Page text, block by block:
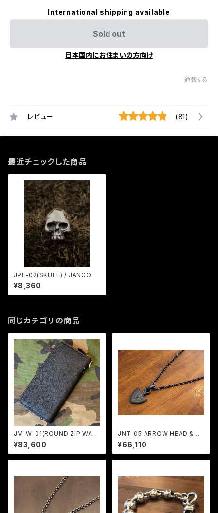
International shipping available
Sold out
日本国内にお住まいの方向け
通報する
レビュー (81)
最近チェックした商品
JPE-02(SKULL) / JANGO
¥8,360
同じカテゴリの商品
JM-W-01(ROUND ZIP WAL
LET) / JANGO
¥83,600
JNT-05 ARROW HEAD & JA
C-45-50 (50cm) ALL BLAC
K CUSTOM / JANGO
¥66,110